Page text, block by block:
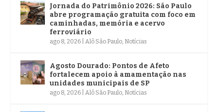
Jornada do Patrimônio 2026: São Paulo
abre programação gratuita com foco em
caminhadas, memória e acervo
ferroviário
ago 8, 2026 |Alô São Paulo, Notícias
Agosto Dourado: Pontos de Afeto
fortalecem apoio à amamentação nas
unidades municipais de SP
ago 8, 2026 |Alô São Paulo, Notícias